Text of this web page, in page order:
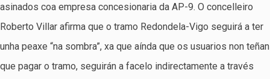
asinados coa empresa concesionaria da AP-9. O concelleiro
Roberto Villar afirma que o tramo Redondela-Vigo seguirá a ter
unha peaxe “na sombra”, xa que aínda que os usuarios non teñan
que pagar o tramo, seguirán a facelo indirectamente a través